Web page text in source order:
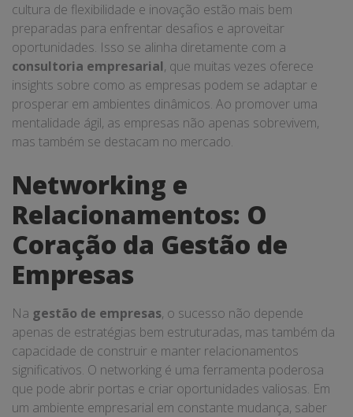
cultura de flexibilidade e inovação estão mais bem
preparadas para enfrentar desafios e aproveitar
oportunidades. Isso se alinha diretamente com a
consultoria empresarial, que muitas vezes oferece
insights sobre como as empresas podem se adaptar e
prosperar em ambientes dinâmicos. Ao promover uma
mentalidade ágil, as empresas não apenas sobrevivem,
mas também se destacam no mercado.
Networking e
Relacionamentos: O
Coração da Gestão de
Empresas
Na gestão de empresas, o sucesso não depende
apenas de estratégias bem estruturadas, mas também da
capacidade de construir e manter relacionamentos
significativos. O networking é uma ferramenta poderosa
que pode abrir portas e criar oportunidades valiosas. Em
um ambiente empresarial em constante mudança, saber